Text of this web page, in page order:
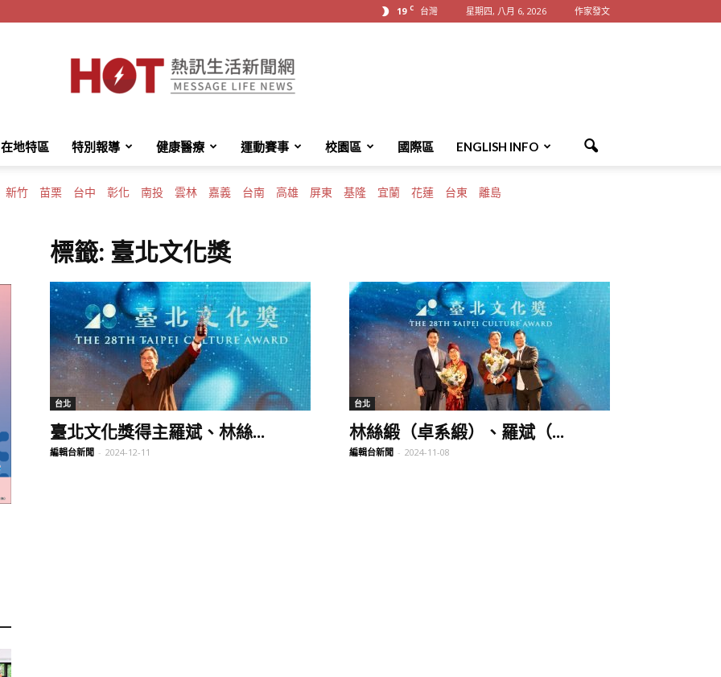
19 C 台灣 星期四, 八月 6, 2026 作家發文
HotMessage
熱
訊
在地特區 特別報導 健康醫療 運動賽事 校園區 國際區 ENGLISH INFO
新竹 苗栗 台中 彰化 南投 雲林 嘉義 台南 高雄 屏東 基隆 宜蘭 花蓮 台東 離島
標籤: 臺北文化獎
台北
臺北文化獎得主羅斌、林絲...
編輯台新聞 - 2024-12-11
台北
林絲緞（卓系緞）、羅斌（...
編輯台新聞 - 2024-11-08